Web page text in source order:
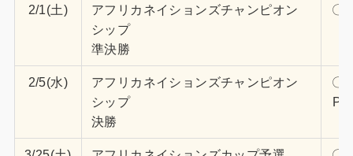
2/1(土)
アフリカネイションズチャンピオン
シップ
準決勝
〇
2/5(水)
アフリカネイションズチャンピオン
シップ
決勝
〇